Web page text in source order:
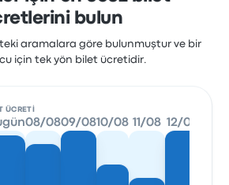
bulun
aramalara göre bulunmuştur ve bir
için tek yön bilet ücretidir.
ÜCRETI
08/0809/0810/08 11/08 12/08